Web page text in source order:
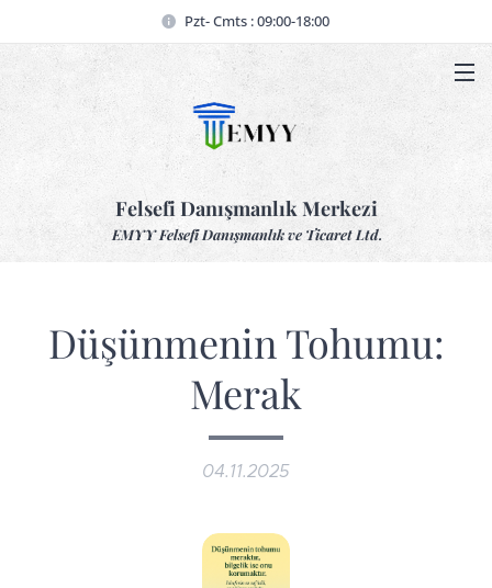
Pzt- Cmts : 09:00-18:00
Felsefi Danışmanlık Merkezi
EMYY Felsefi Danışmanlık ve Ticaret Ltd.
Düşünmenin Tohumu:
Merak
04.11.2025